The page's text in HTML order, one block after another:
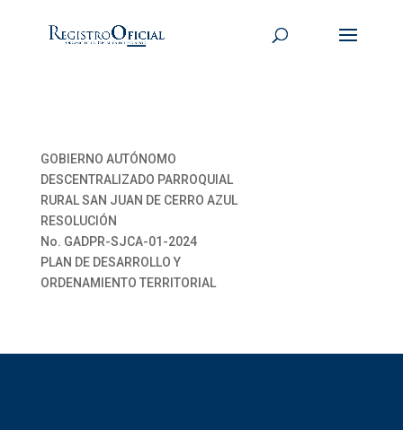
GOBIERNO AUTÓNOMO
DESCENTRALIZADO PARROQUIAL
RURAL SAN JUAN DE CERRO AZUL
RESOLUCIÓN
No. GADPR-SJCA-01-2024
PLAN DE DESARROLLO Y
ORDENAMIENTO TERRITORIAL